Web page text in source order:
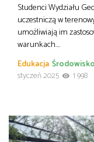
Studenci Wydziału
uczestniczą w
umożliwiają im
warunkach….
Edukacja Środowisko
styczeń 2025
1 998